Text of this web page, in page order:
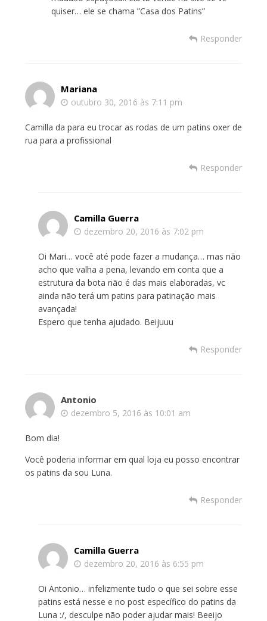
quiser… ele se chama ”Casa dos Patins”
Responder
Mariana
outubro 30, 2016 às 7:11 pm
Camilla da para eu trocar as rodas de um patins oxer de
rua para a profissional
Responder
Camilla Guerra
dezembro 20, 2016 às 7:02 pm
Oi Mari… você até pode fazer a mudança… mas não
acho que valha a pena, levando em conta que a
estrutura da bota não é das mais elaboradas, vc
ainda não terá um patins para patinação mais
avançada!
Espero que tenha ajudado. Beijuuu
Responder
Antonio
dezembro 5, 2016 às 10:01 am
Bom dia!
Você poderia informar em qual loja eu posso encontrar
os patins da sou Luna.
Responder
Camilla Guerra
dezembro 20, 2016 às 6:55 pm
Oi Antonio… infelizmente tudo o que sei sobre esse
patins está nesse e no post específico do patins da
Luna :/, desculpe não poder ajudar mais! Beeijo